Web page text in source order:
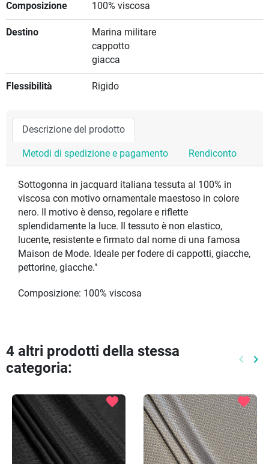
Composizione 100% viscosa
Destino
Marina militare
cappotto
giacca
Flessibilità Rigido
Descrizione del prodotto
Metodi di spedizione e pagamento Rendiconto
Sottogonna in jacquard italiana tessuta al 100% in
viscosa con motivo ornamentale maestoso in colore
nero. Il motivo è denso, regolare e riflette
splendidamente la luce. Il tessuto è non elastico,
lucente, resistente e firmato dal nome di una famosa
Maison de Mode. Ideale per fodere di cappotti, giacche,
pettorine, giacche."
Composizione: 100% viscosa
4 altri prodotti della stessa
categoria:
keyboard_arrow_left keyboard_arrow_right
favorite favorite